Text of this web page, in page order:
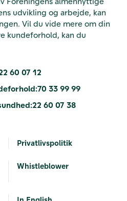
udvikling og arbejde, kan
Vil du vide mere om din
kundeforhold, kan du
60 07 12
70 33 99 99
22 60 07 38
Privatlivspolitik
Whistleblower